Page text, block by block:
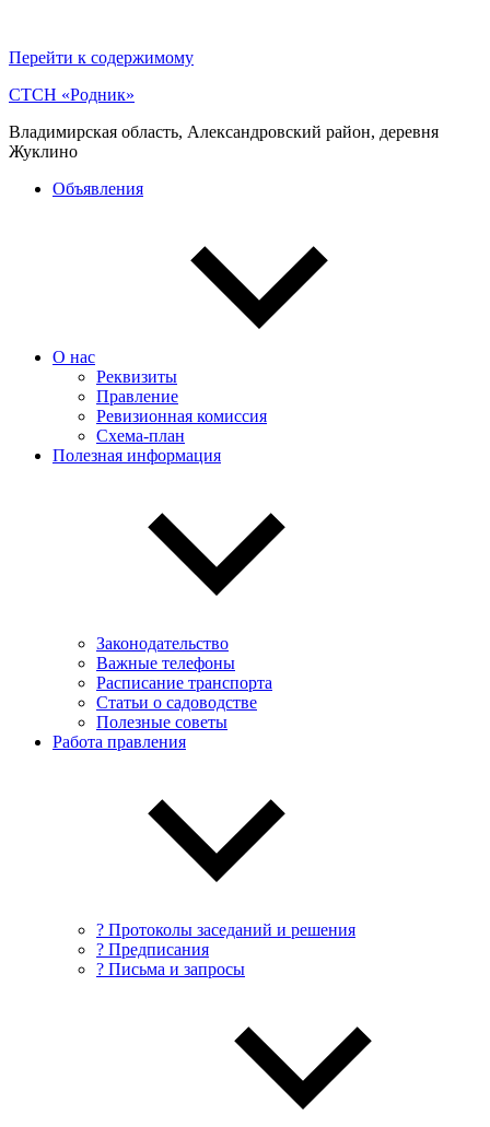
Перейти к содержимому
СТСН «Родник»
Владимирская область, Александровский район, деревня
Жуклино
Объявления
О нас
Реквизиты
Правление
Ревизионная комиссия
Схема-план
Полезная информация
Законодательство
Важные телефоны
Расписание транспорта
Статьи о садоводстве
Полезные советы
Работа правления
? Протоколы заседаний и решения
? Предписания
? Письма и запросы